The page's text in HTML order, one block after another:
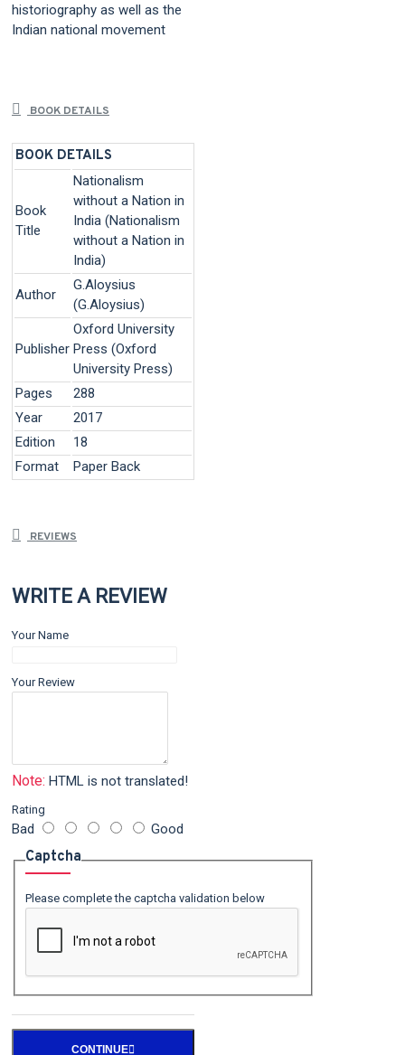
historiography as well as the
Indian national movement
BOOK DETAILS
BOOK DETAILS
Book
Title
Nationalism
without a Nation in
India (Nationalism
without a Nation in
India)
Author
G.Aloysius
(G.Aloysius)
Publisher
Oxford University
Press (Oxford
University Press)
Pages
288
Year
2017
Edition
18
Format
Paper Back
REVIEWS
WRITE A REVIEW
Your Name
Your Review
Note: HTML is not translated!
Rating
Bad Good
Captcha
Please complete the captcha validation below
CONTINUE